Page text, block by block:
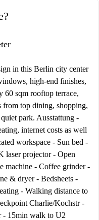
in this Berlin city center
high-end finishes,
60 sqm rooftop terrace,
from top dining, shopping,
park. Ausstattung -
internet costs as well
workspace - Sun bed -
laser projector - Open
machine - Coffee grinder -
& dryer - Bedsheets -
- Walking distance to
Charlie/Kochstr -
- 15min walk to U2